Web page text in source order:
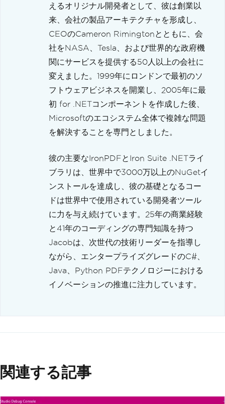
えるオリジナル開発者として、彼は創業以
来、会社の製品アーキテクチャを形成し、
CEOのCameron Rimingtonとともに、会
社をNASA、Tesla、および世界的な政府機
関にサービスを提供する50人以上の会社に
変えました。1999年にロンドンで最初のソ
フトウェアビジネスを開業し、2005年に最
初 for .NETコンポーネントを作成した後、
Microsoftのエコシステム全体で複雑な問題
を解決することを専門としました。
彼の主要なIronPDFとIron Suite .NETライ
ブラリは、世界中で3000万以上のNuGetイ
ンストールを達成し、彼の基礎となるコー
ドは世界中で使用されている開発者ツール
に力を与え続けています。25年の商業経験
と41年のコーディングの専門知識を持つ
Jacobは、次世代の技術リーダーを指導し
ながら、エンタープライズグレードのC#、
Java、Python PDFテクノロジーにおける
イノベーションの推進に注力しています。
関連する記事